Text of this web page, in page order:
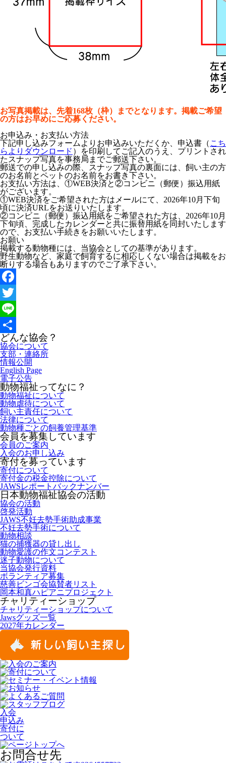
お写真掲載は、先着168枚（枠）までとなります。掲載ご希望
の方はお早めにご応募ください。
お申込み・お支払い方法
下記申し込みフォームよりお申込みいただくか、申込書（ こち
らよりダウンロード ）を印刷してご記入のうえ、プリントされ
たスナップ写真を事務局までご郵送下さい。
郵送での申し込みの際、スナップ写真の裏面には、飼い主の方
のお名前とペットのお名前をお書き下さい。
お支払い方法は、①WEB決済と②コンビニ（郵便）振込用紙
がございます。
①WEB決済をご希望された方はメールにて、2026年10月下旬
頃に決済URLをお送りいたします。
②コンビニ（郵便）振込用紙をご希望された方は、2026年10月
下旬頃、完成したカレンダーと共に振替用紙を同封いたします
ので、お支払い手続きをお願いいたします。
お願い
掲載する動物種には、当協会としての基準があります。
野生動物など、家庭で飼育するに相応しくない場合は掲載をお
断りする場合もありますのでご了承下さい。
Facebook
Twitter
Line
共
有
どんな協会？
協会について
支部・連絡所
情報公開
English Page
電子公告
動物福祉ってなに？
動物福祉について
動物虐待について
飼い主責任について
法律について
動物種ごとの飼養管理基準
会員を募集しています
会員のご案内
入会のお申し込み
寄付を募っています
寄付について
寄付金の税金控除について
JAWSレポートバックナンバー
日本動物福祉協会の活動
協会の活動
啓発活動
JAWS不妊去勢手術助成事業
不妊去勢手術について
動物相談
猫の捕獲器の貸し出し
動物愛護の作文コンテスト
迷子動物について
当協会発行資料
ボランティア募集
慈善ビンゴ会協賛者リスト
岡本和真ハピアニプロジェクト
チャリティーショップ
チャリティーショップについて
Jawsグッズ一覧
2027年カレンダー
入会
申込み
寄付に
ついて
お問合せ先